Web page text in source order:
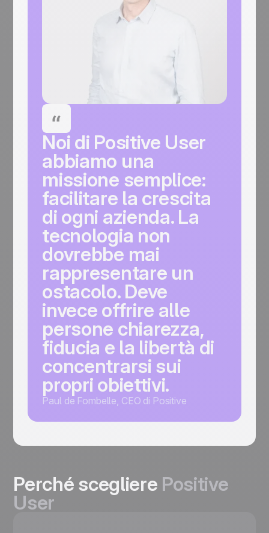
Noi di Positive User
abbiamo una
missione semplice:
facilitare la crescita
di ogni azienda. La
tecnologia non
dovrebbe mai
rappresentare un
ostacolo. Deve
invece offrire alle
persone chiarezza,
fiducia e la libertà di
concentrarsi sui
propri obiettivi.
Paul de Fombelle, CEO di Positive
Perché scegliere Positive
User